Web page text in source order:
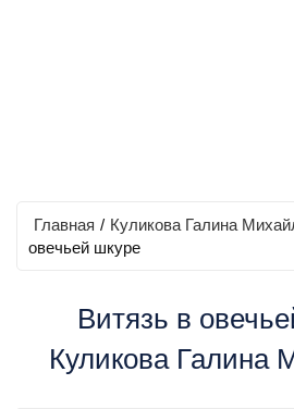
Главная / Куликова Галина
овечьей шкуре
Витязь в
Куликова Галина